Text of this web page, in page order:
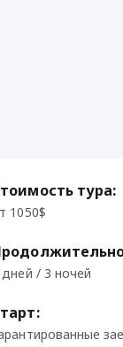
тура:
1050$
дней / 3 ночей